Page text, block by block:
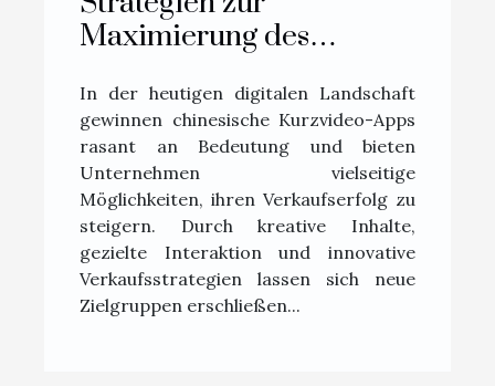
Maximierung des
chinesische Kurzvideo-
Apps
In der heutigen digitalen Landschaft
gewinnen chinesische Kurzvideo-Apps
rasant an Bedeutung und bieten
Unternehmen vielseitige
Möglichkeiten, ihren Verkaufserfolg zu
steigern. Durch kreative Inhalte,
gezielte Interaktion und innovative
Verkaufsstrategien lassen sich neue
Zielgruppen erschließen...